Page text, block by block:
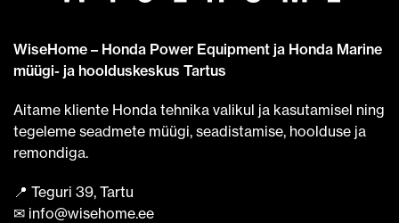
WiseHome – Honda Power Equipment ja Honda Marine
müügi- ja hoolduskeskus Tartus
Aitame kliente Honda tehnika valikul ja kasutamisel ning
tegeleme seadmete müügi, seadistamise, hoolduse ja
remondiga.
📍 Teguri 39, Tartu
✉ info@wisehome.ee